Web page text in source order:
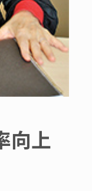
向上